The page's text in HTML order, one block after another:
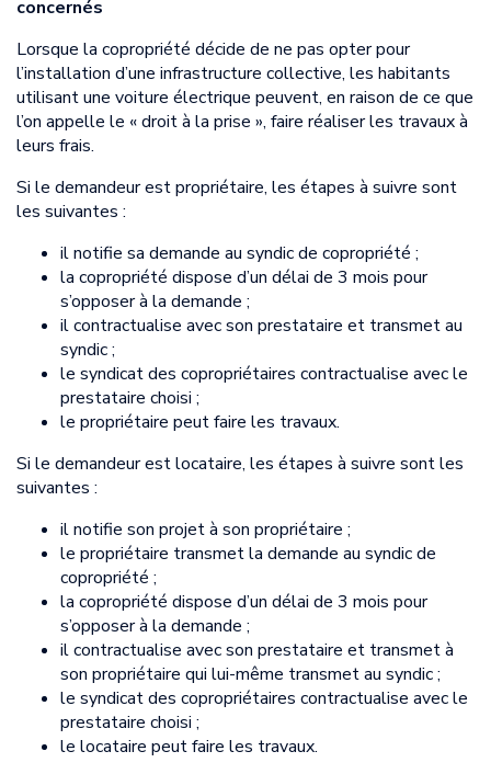
concernés
Lorsque la copropriété décide de ne pas opter pour
l’installation d’une infrastructure collective, les habitants
utilisant une voiture électrique peuvent, en raison de ce que
l’on appelle le « droit à la prise », faire réaliser les travaux à
leurs frais.
Si le demandeur est propriétaire, les étapes à suivre sont
les suivantes :
il notifie sa demande au syndic de copropriété ;
la copropriété dispose d’un délai de 3 mois pour
s’opposer à la demande ;
il contractualise avec son prestataire et transmet au
syndic ;
le syndicat des copropriétaires contractualise avec le
prestataire choisi ;
le propriétaire peut faire les travaux.
Si le demandeur est locataire, les étapes à suivre sont les
suivantes :
il notifie son projet à son propriétaire ;
le propriétaire transmet la demande au syndic de
copropriété ;
la copropriété dispose d’un délai de 3 mois pour
s’opposer à la demande ;
il contractualise avec son prestataire et transmet à
son propriétaire qui lui-même transmet au syndic ;
le syndicat des copropriétaires contractualise avec le
prestataire choisi ;
le locataire peut faire les travaux.